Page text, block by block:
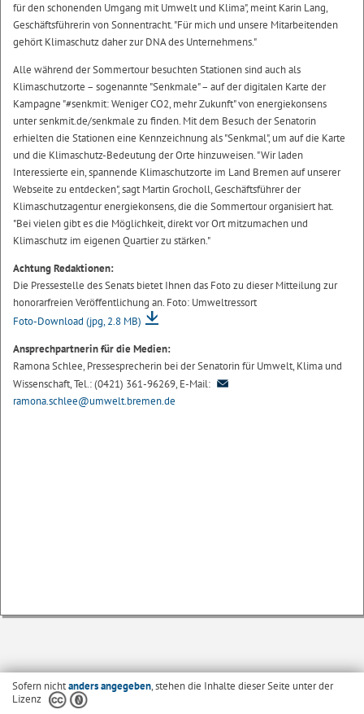
für den schonenden Umgang mit Umwelt und Klima", meint Karin Lang,
Geschäftsführerin von Sonnentracht. "Für mich und unsere Mitarbeitenden
gehört Klimaschutz daher zur DNA des Unternehmens."
Alle während der Sommertour besuchten Stationen sind auch als
Klimaschutzorte – sogenannte "Senkmale" – auf der digitalen Karte der
Kampagne "#senkmit: Weniger CO2, mehr Zukunft" von energiekonsens
unter senkmit.de/senkmale zu finden. Mit dem Besuch der Senatorin
erhielten die Stationen eine Kennzeichnung als "Senkmal", um auf die Karte
und die Klimaschutz-Bedeutung der Orte hinzuweisen. "Wir laden
Interessierte ein, spannende Klimaschutzorte im Land Bremen auf unserer
Webseite zu entdecken", sagt Martin Grocholl, Geschäftsführer der
Klimaschutzagentur energiekonsens, die die Sommertour organisiert hat.
"Bei vielen gibt es die Möglichkeit, direkt vor Ort mitzumachen und
Klimaschutz im eigenen Quartier zu stärken."
Achtung Redaktionen:
Die Pressestelle des Senats bietet Ihnen das Foto zu dieser Mitteilung zur
honorarfreien Veröffentlichung an. Foto: Umweltressort
Foto-Download (jpg, 2.8 MB)
Ansprechpartnerin für die Medien:
Ramona Schlee, Pressesprecherin bei der Senatorin für Umwelt, Klima und
Wissenschaft, Tel.: (0421) 361-96269, E-Mail:
ramona.schlee@umwelt.bremen.de
Sofern nichtanders angegeben, stehen die Inhalte dieser Seite unter der
Lizenz